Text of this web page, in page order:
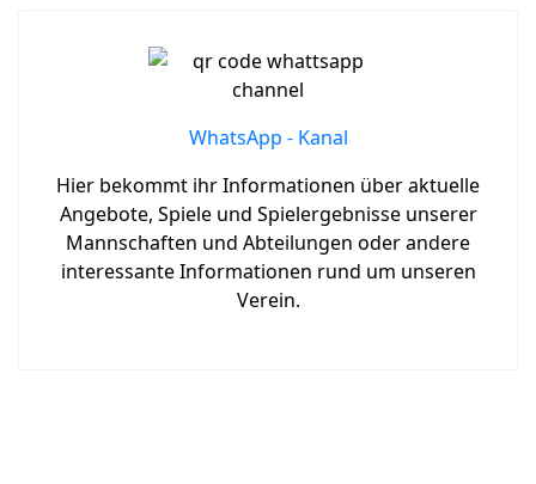
WhatsApp - Kanal
Hier bekommt ihr Informationen über aktuelle
Angebote, Spiele und Spielergebnisse unserer
Mannschaften und Abteilungen oder andere
interessante Informationen rund um unseren
Verein.